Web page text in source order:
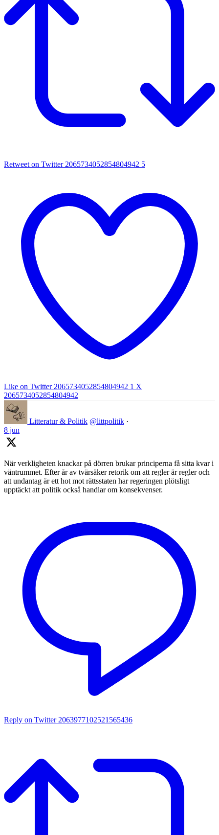
Retweet on Twitter 2065734052854804942 5
Like on Twitter 2065734052854804942 1 X
2065734052854804942
Litteratur & Politik @littpolitik ·
8 jun
När verkligheten knackar på dörren brukar principerna få sitta kvar i
väntrummet. Efter år av tvärsäker retorik om att regler är regler och
att undantag är ett hot mot rättsstaten har regeringen plötsligt
upptäckt att politik också handlar om konsekvenser.
Reply on Twitter 2063977102521565436